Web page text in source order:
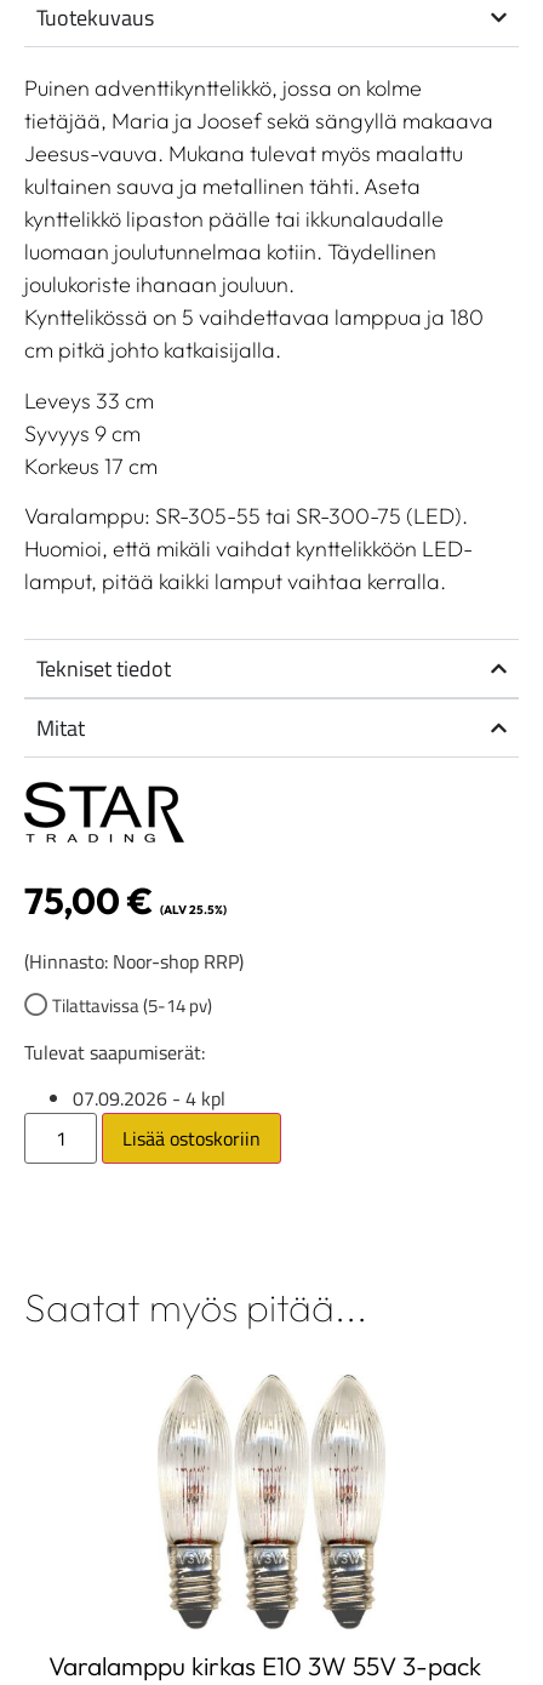
Tuotekuvaus
Puinen adventtikynttelikkö, jossa on kolme
tietäjää, Maria ja Joosef sekä sängyllä makaava
Jeesus-vauva. Mukana tulevat myös maalattu
kultainen sauva ja metallinen tähti. Aseta
kynttelikkö lipaston päälle tai ikkunalaudalle
luomaan joulutunnelmaa kotiin. Täydellinen
joulukoriste ihanaan jouluun.
Kynttelikössä on 5 vaihdettavaa lamppua ja 180
cm pitkä johto katkaisijalla.
Leveys 33 cm
Syvyys 9 cm
Korkeus 17 cm
Varalamppu: SR-305-55 tai SR-300-75 (LED).
Huomioi, että mikäli vaihdat kynttelikköön LED-
lamput, pitää kaikki lamput vaihtaa kerralla.
Tekniset tiedot
Mitat
75,00€ (ALV 25.5%)
(Hinnasto: Noor-shop RRP)
Tilattavissa (5-14 pv)
Tulevat saapumiserät:
07.09.2026 - 4 kpl
Lisää ostoskoriin
Saatat myös pitää...
Varalamppu kirkas E10 3W 55V 3-pack